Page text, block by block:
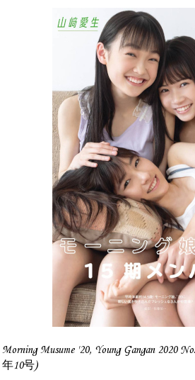
Morning Musume '20, Young Gangan 2020
年10号)